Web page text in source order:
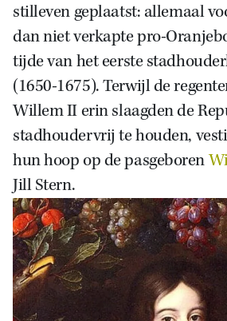
stilleven geplaatst: allemaal
dan niet verkapte pro-
tijde van het eerste
(1650-1675). Terwijl de
Willem II erin slaagden de
stadhoudervrij te houden,
hun hoop op de pasgeboren
Jill Stern.